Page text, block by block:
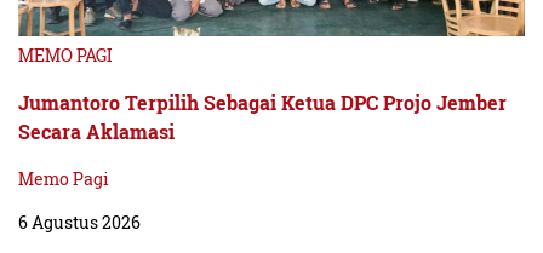
MEMO PAGI
Jumantoro Terpilih Sebagai Ketua DPC Projo Jember
Secara Aklamasi
Memo Pagi
6 Agustus 2026